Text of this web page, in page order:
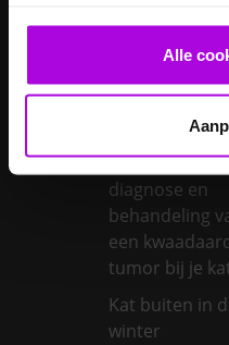
Alle
vaccineren
Kanker bij
symptomen,
diagnose en
behandeling
een
tumor bij je
Kat buiten in
winter